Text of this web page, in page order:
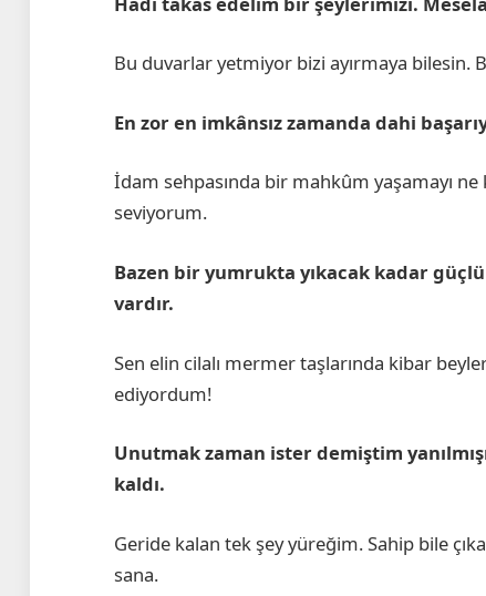
Bu duvarlar yetmiyor bizi ayırmaya bilesin.
En zor en imkânsız zamanda dahi
İdam sehpasında bir mahkûm yaşamayı
seviyorum.
Bazen bir yumrukta yıkacak kadar
vardır.
Sen elin cilalı mermer taşlarında kibar
ediyordum!
Unutmak zaman ister demiştim
kaldı.
Geride kalan tek şey yüreğim. Sahip bile
sana.